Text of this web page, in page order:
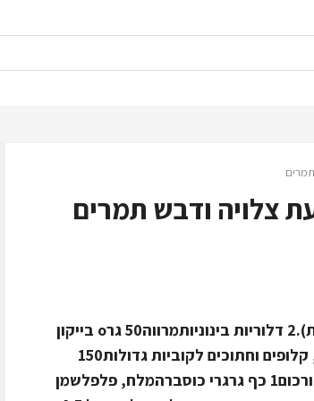
צלויה ודבש תמרים
מתכון ל- 4 מנות4 צלעות לבנות (כ- 250 גרם כל אחת).2 דלוריות בינוניותמרווה50 גרo בייקון
מעושן חתוך לגפרורים1/2 כוס סילאן6-7 אגסים יפים, קלופים וחתוכים לקוביות גדולות150
סמ"ק חומץ150 גר' סוכררבע כפית קארירבע כפית כורכום1 כף גרגרי כוסברהמלח, פלפלשמן